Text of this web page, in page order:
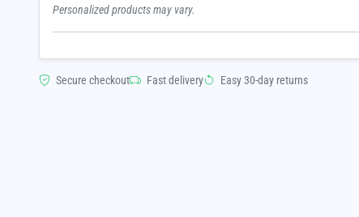
Personalized products may vary.
Secure checkout Fast delivery Easy 30-day returns